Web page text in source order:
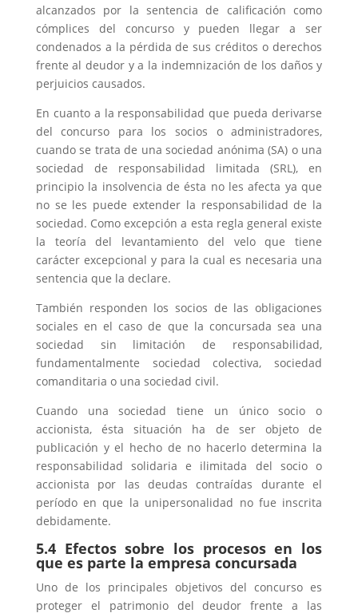
alcanzados por la sentencia de calificación como
cómplices del concurso y pueden llegar a ser
condenados a la pérdida de sus créditos o derechos
frente al deudor y a la indemnización de los daños y
perjuicios causados.
En cuanto a la responsabilidad que pueda derivarse
del concurso para los socios o administradores,
cuando se trata de una sociedad anónima (SA) o una
sociedad de responsabilidad limitada (SRL), en
principio la insolvencia de ésta no les afecta ya que
no se les puede extender la responsabilidad de la
sociedad. Como excepción a esta regla general existe
la teoría del levantamiento del velo que tiene
carácter excepcional y para la cual es necesaria una
sentencia que la declare.
También responden los socios de las obligaciones
sociales en el caso de que la concursada sea una
sociedad sin limitación de responsabilidad,
fundamentalmente sociedad colectiva, sociedad
comanditaria o una sociedad civil.
Cuando una sociedad tiene un único socio o
accionista, ésta situación ha de ser objeto de
publicación y el hecho de no hacerlo determina la
responsabilidad solidaria e ilimitada del socio o
accionista por las deudas contraídas durante el
período en que la unipersonalidad no fue inscrita
debidamente.
5.4 Efectos sobre los procesos en los
que es parte la empresa concursada
Uno de los principales objetivos del concurso es
proteger el patrimonio del deudor frente a las